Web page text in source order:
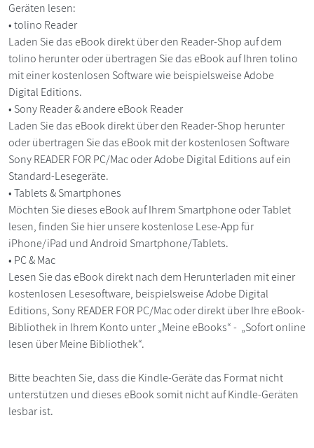
Geräten lesen:
• tolino Reader
Laden Sie das eBook direkt über den Reader-Shop auf dem
tolino herunter oder übertragen Sie das eBook auf Ihren tolino
mit einer kostenlosen Software wie beispielsweise Adobe
Digital Editions.
• Sony Reader & andere eBook Reader
Laden Sie das eBook direkt über den Reader-Shop herunter
oder übertragen Sie das eBook mit der kostenlosen Software
Sony READER FOR PC/Mac oder Adobe Digital Editions auf ein
Standard-Lesegeräte.
• Tablets & Smartphones
Möchten Sie dieses eBook auf Ihrem Smartphone oder Tablet
lesen, finden Sie hier unsere kostenlose Lese-App für
iPhone/iPad und Android Smartphone/Tablets.
• PC & Mac
Lesen Sie das eBook direkt nach dem Herunterladen mit einer
kostenlosen Lesesoftware, beispielsweise Adobe Digital
Editions, Sony READER FOR PC/Mac oder direkt über Ihre eBook-
Bibliothek in Ihrem Konto unter „Meine eBooks“ - „Sofort online
lesen über Meine Bibliothek“.
Bitte beachten Sie, dass die Kindle-Geräte das Format nicht
unterstützen und dieses eBook somit nicht auf Kindle-Geräten
lesbar ist.